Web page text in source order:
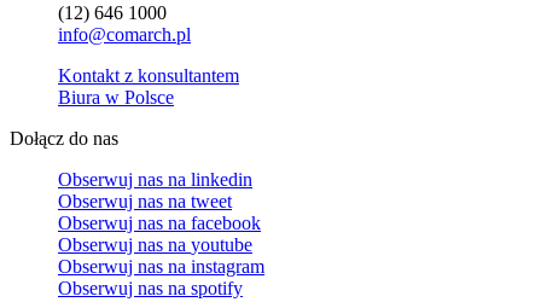
(12) 646 1000
info@comarch.pl
Kontakt z konsultantem
Biura w Polsce
Dołącz do nas
Obserwuj nas na linkedin
Obserwuj nas na tweet
Obserwuj nas na facebook
Obserwuj nas na youtube
Obserwuj nas na instagram
Obserwuj nas na spotify